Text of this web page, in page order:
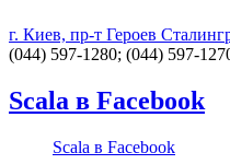
г. Киев, пр-т Героев
(044) 597-1280; (044) 597-
Scala в Facebook
Scala в Facebook